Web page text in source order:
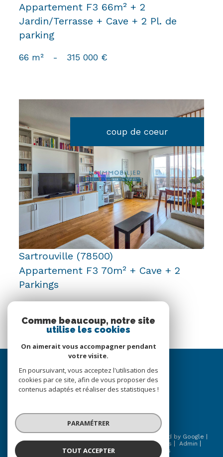
Appartement F3 66m² + 2
Jardin/Terrasse + Cave + 2 Pl. de
parking
66 m² - 315 000 €
coup de coeur
voir le bien
Sartrouville (78500)
Appartement F3 70m² + Cave + 2
Parkings
connecter
© 2026 | Tous droits réservés | Traduction powered by Google |
Mentions légales
Admin
Partenaires
Politique RGPD Cookies
Comme beaucoup, notre site
utilise les cookies
On aimerait vous accompagner pendant
votre visite.
En poursuivant, vous acceptez l'utilisation des
cookies par ce site, afin de vous proposer des
contenus adaptés et réaliser des statistiques !
PARAMÉTRER
TOUT ACCEPTER